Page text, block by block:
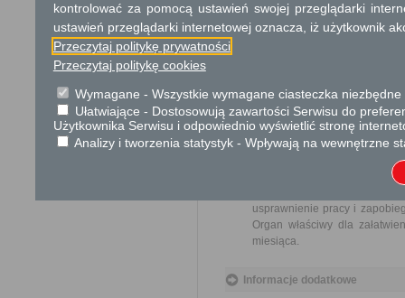
Opłata
Skargi są wolne od opłat.
Brak
Skargi i wnioski
Przedmiotem skargi może
pracowników, naruszenie
usprawnienie pracy i
Organ właściwy dla
miesiąca.
Informacje dodatkowe
kontrolować za pomocą ustawień swojej przeglądarki
ustawień przeglądarki internetowej oznacza, iż użytkownik
Przeczytaj politykę prywatności
Przeczytaj politykę cookies
Wymagane - Wszystkie wymagane ciasteczka
Ułatwiające - Dostosowują zawartości Serwisu do
Użytkownika Serwisu i odpowiednio wyświetlić stronę
Analizy i tworzenia statystyk - Wpływają na wewnętrzne